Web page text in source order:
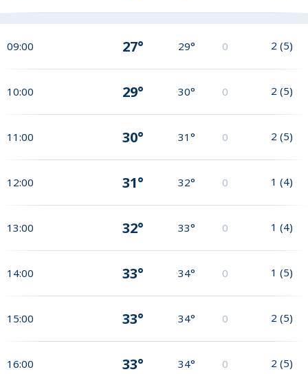
09:00 27° 29° 0 2 (5)
10:00 29° 30° 0 2 (5)
11:00 30° 31° 0 2 (5)
12:00 31° 32° 0 1 (4)
13:00 32° 33° 0 1 (4)
14:00 33° 34° 0 1 (5)
15:00 33° 34° 0 2 (5)
16:00 33° 34° 0 2 (5)